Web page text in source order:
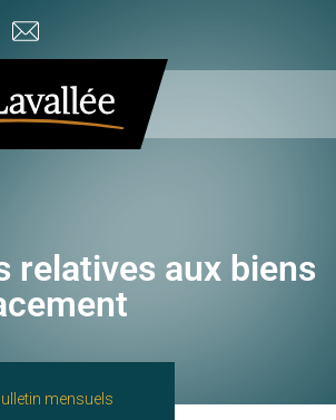
relatives aux biens
mensuels